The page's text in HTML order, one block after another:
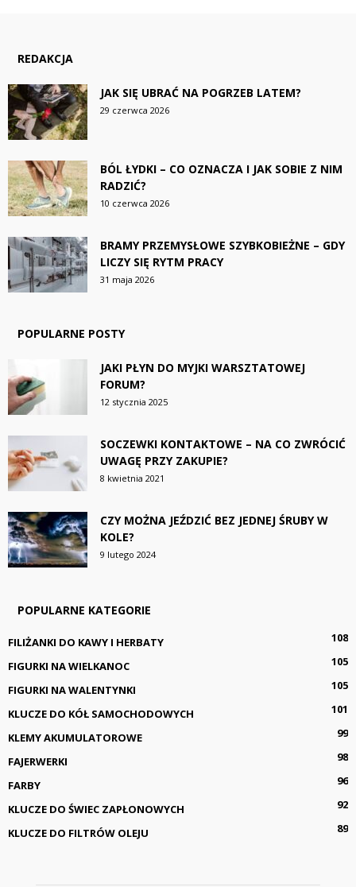
REDAKCJA
JAK SIĘ UBRAĆ NA POGRZEB LATEM?
29 czerwca 2026
BÓL ŁYDKI – CO OZNACZA I JAK SOBIE Z NIM
RADZIĆ?
10 czerwca 2026
BRAMY PRZEMYSŁOWE SZYBKOBIEŻNE – GDY
LICZY SIĘ RYTM PRACY
31 maja 2026
POPULARNE POSTY
JAKI PŁYN DO MYJKI WARSZTATOWEJ
FORUM?
12 stycznia 2025
SOCZEWKI KONTAKTOWE – NA CO ZWRÓCIĆ
UWAGĘ PRZY ZAKUPIE?
8 kwietnia 2021
CZY MOŻNA JEŹDZIĆ BEZ JEDNEJ ŚRUBY W
KOLE?
9 lutego 2024
POPULARNE KATEGORIE
FILIŻANKI DO KAWY I HERBATY
108
FIGURKI NA WIELKANOC
105
FIGURKI NA WALENTYNKI
105
KLUCZE DO KÓŁ SAMOCHODOWYCH
101
KLEMY AKUMULATOROWE
99
FAJERWERKI
98
FARBY
96
KLUCZE DO ŚWIEC ZAPŁONOWYCH
92
KLUCZE DO FILTRÓW OLEJU
89